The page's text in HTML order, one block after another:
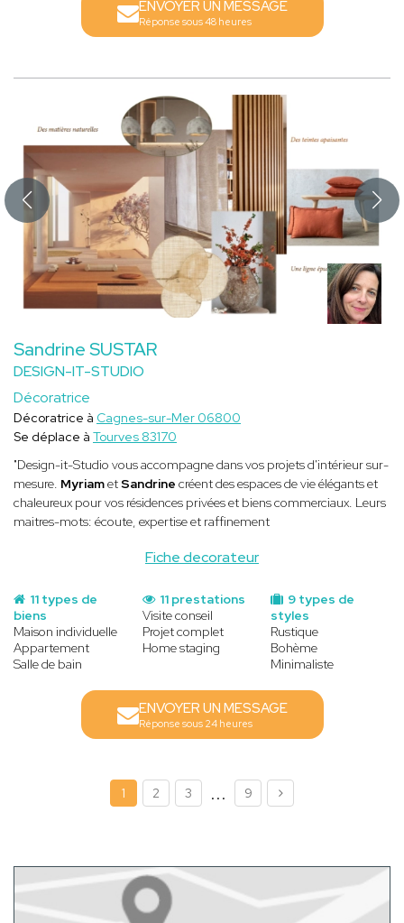
ENVOYER UN MESSAGE
Réponse sous 48 heures
Sandrine SUSTAR
DESIGN-IT-STUDIO
Décoratrice
Fiche decorateur
Décoratrice à Cagnes-sur-Mer 06800
Se déplace à Tourves 83170
"Design-it-Studio vous accompagne dans vos projets d'intérieur sur-
mesure. MyriametSandrine créent des espaces de vie élégants et
chaleureux pour vos résidences privées et biens commerciaux. Leurs
maitres-mots: écoute, expertise et raffinement
11 types de
biens
Maison individuelle
Appartement
Salle de bain
9 types de
styles
Rustique
Bohème
Minimaliste
11 prestations
Visite conseil
Projet complet
Home staging
ENVOYER UN MESSAGE
Réponse sous 24 heures
1 2 3 ... 9